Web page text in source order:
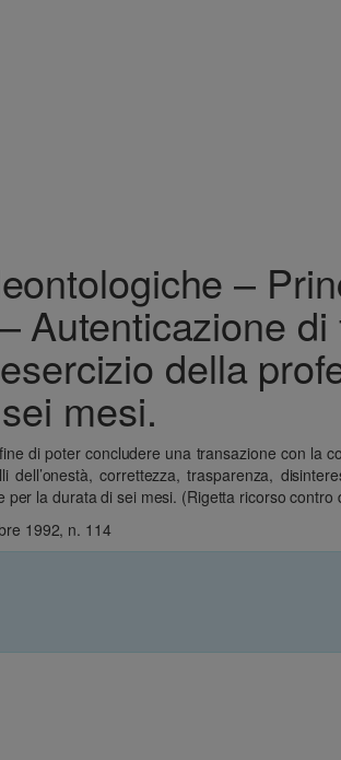
–
Autenticazione
della
sei mesi.
di poter concludere una transazione con la
correttezza, trasparenza,
la durata di sei mesi. (Rigetta ricorso
1992, n. 114